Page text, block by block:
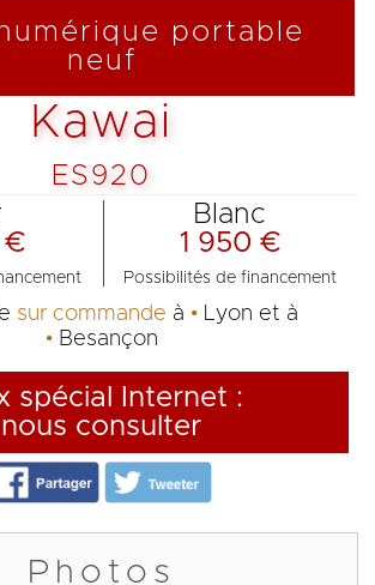
portable
neuf
Kawai
ES920
€
Blanc
1 950 €
Possibilités de financement
sur commande à Lyon et à
Besançon
spécial Internet :
nous consulter
Photos